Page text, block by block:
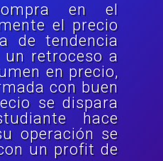
en el
el precio
de tendencia
retroceso a
en precio,
con buen
se dispara
hace
operación se
un profit de